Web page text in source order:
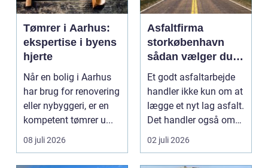
Tømrer i Aarhus:
ekspertise i byens
hjerte
Når en bolig i Aarhus
har brug for renovering
eller nybyggeri, er en
kompetent tømrer u...
08 juli 2026
Asfaltfirma
storkøbenhavn
sådan vælger du
den rette
samarbejdspartner
Et godt asfaltarbejde
handler ikke kun om at
lægge et nyt lag asfalt.
Det handler også om
planlægnin...
02 juli 2026